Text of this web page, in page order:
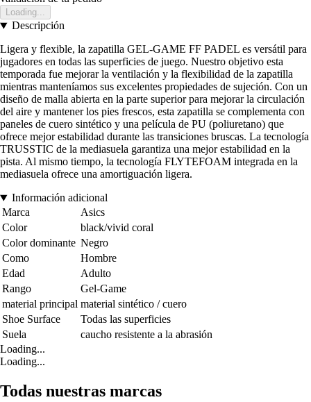
Loading...
Descripción
Ligera y flexible, la zapatilla GEL-GAME FF PADEL es versátil para
jugadores en todas las superficies de juego. Nuestro objetivo esta
temporada fue mejorar la ventilación y la flexibilidad de la zapatilla
mientras manteníamos sus excelentes propiedades de sujeción. Con un
diseño de malla abierta en la parte superior para mejorar la circulación
del aire y mantener los pies frescos, esta zapatilla se complementa con
paneles de cuero sintético y una película de PU (poliuretano) que
ofrece mejor estabilidad durante las transiciones bruscas. La tecnología
TRUSSTIC de la mediasuela garantiza una mejor estabilidad en la
pista. Al mismo tiempo, la tecnología FLYTEFOAM integrada en la
mediasuela ofrece una amortiguación ligera.
Información adicional
Marca
Asics
Color
black/vivid coral
Color dominante Negro
Como
Hombre
Edad
Adulto
Rango
Gel-Game
material principal material sintético / cuero
Shoe Surface
Todas las superficies
Suela
caucho resistente a la abrasión
Loading...
Loading...
Todas nuestras marcas